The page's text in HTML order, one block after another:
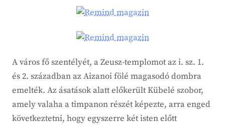
A város fő szentélyét, a Zeusz-templomot az i. sz. 1.
és 2. században az Aizanoi fölé magasodó dombra
emelték. Az ásatások alatt előkerült Kübelé szobor,
amely valaha a timpanon részét képezte, arra enged
következtetni, hogy egyszerre két isten előtt